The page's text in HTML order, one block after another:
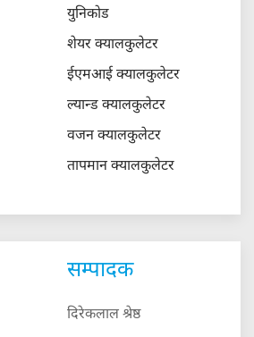
युनिकोड
शेयर क्यालकुलेटर
ईएमआई क्यालकुलेटर
ल्यान्ड क्यालकुलेटर
वजन क्यालकुलेटर
तापमान क्यालकुलेटर
सम्पादक
दिरेकलाल श्रेष्ठ